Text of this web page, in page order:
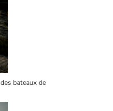
bateaux de